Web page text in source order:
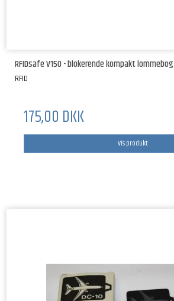
RFIDsafe V150 - blokerende kompakt lommebog
RFID
175,00 DKK
Vis produkt